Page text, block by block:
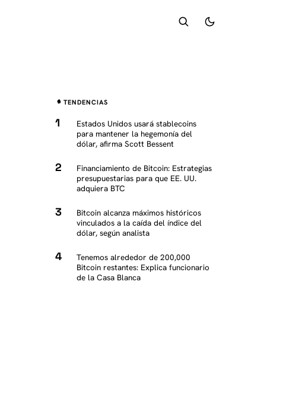
TENDENCIAS
Estados Unidos usará stablecoins
para mantener la hegemonía del
dólar, afirma Scott Bessent
Financiamiento de Bitcoin: Estrategias
presupuestarias para que EE. UU.
adquiera BTC
Bitcoin alcanza máximos históricos
vinculados a la caída del índice del
dólar, según analista
Tenemos alrededor de 200,000
Bitcoin restantes: Explica funcionario
de la Casa Blanca